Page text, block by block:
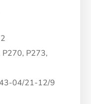
P270, P273,
04/21-12/9